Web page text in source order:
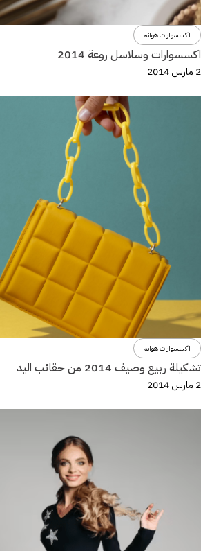
اكسسوارات هوانم
اكسسوارات وسلاسل روعة 2014
2 مارس 2014
اكسسوارات هوانم
تشكيلة ربيع وصيف 2014 من حقائب اليد
2 مارس 2014